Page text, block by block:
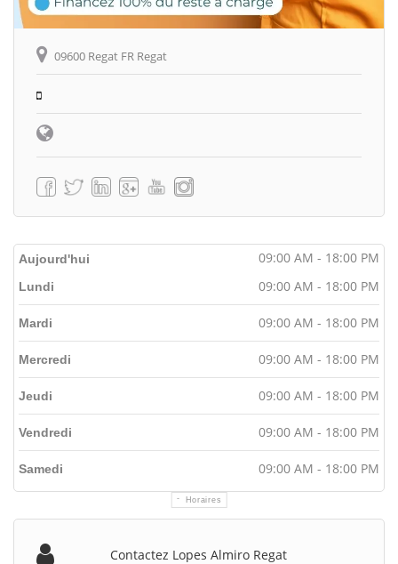
09600 Regat FR Regat
Aujourd'hui 09:00 AM - 18:00 PM
Horaires
Lundi 09:00 AM - 18:00 PM
Mardi 09:00 AM - 18:00 PM
Mercredi 09:00 AM - 18:00 PM
Jeudi 09:00 AM - 18:00 PM
Vendredi 09:00 AM - 18:00 PM
Samedi 09:00 AM - 18:00 PM
Contactez Lopes Almiro Regat